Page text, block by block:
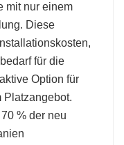
mit nur einem
Diese
für die
Option für
Platzangebot.
% der neu